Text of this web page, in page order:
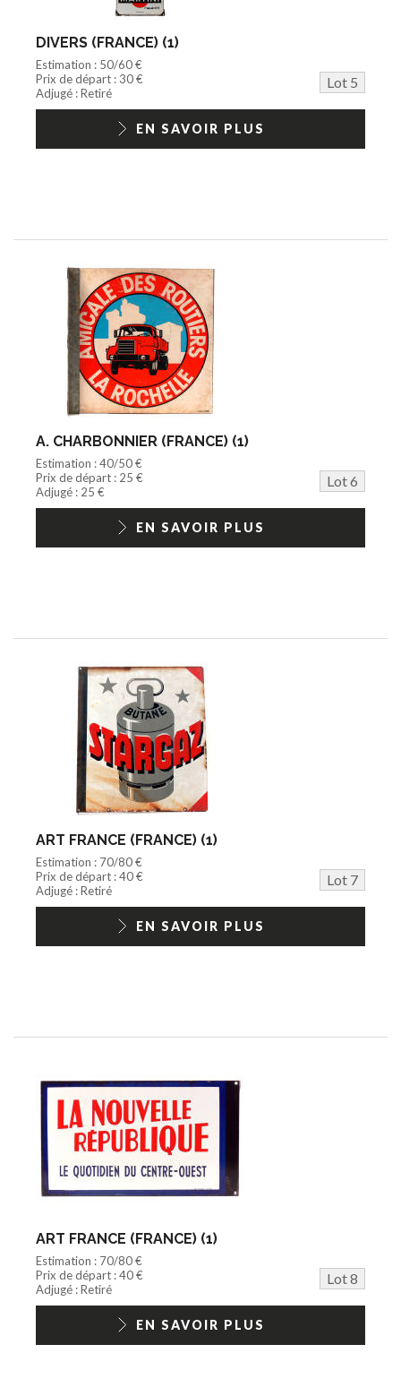
DIVERS (FRANCE) (1)
Estimation : 50/60 €
Prix de départ : 30 €
Lot 5
Adjugé : Retiré
EN SAVOIR PLUS
A. CHARBONNIER (FRANCE) (1)
Estimation : 40/50 €
Prix de départ : 25 €
Lot 6
Adjugé : 25 €
EN SAVOIR PLUS
ART FRANCE (FRANCE) (1)
Estimation : 70/80 €
Prix de départ : 40 €
Lot 7
Adjugé : Retiré
EN SAVOIR PLUS
ART FRANCE (FRANCE) (1)
Estimation : 70/80 €
Prix de départ : 40 €
Lot 8
Adjugé : Retiré
EN SAVOIR PLUS